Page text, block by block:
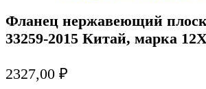
Фланец нержавеющий
33259-2015 Китай, марка
2327,00 ₽